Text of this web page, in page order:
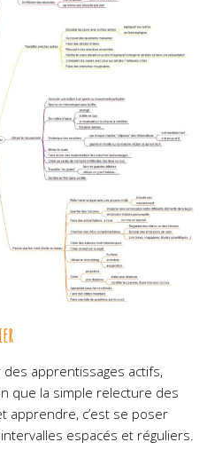
des apprentissages actifs,
que la simple relecture des
apprendre, c’est se poser
espacés et réguliers.